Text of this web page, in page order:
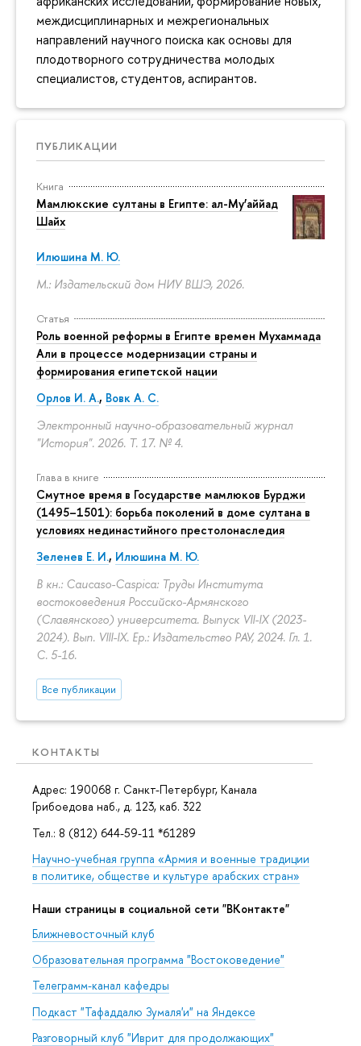
междисциплинарных и межрегиональных
направлений научного поиска как основы для
плодотворного сотрудничества молодых
специалистов, студентов, аспирантов.
ПУБЛИКАЦИИ
Книга
Мамлюкские султаны в Египте: ал-Му’аййад
Шайх
Илюшина М. Ю.
М.: Издательский дом НИУ ВШЭ, 2026.
Статья
Роль военной реформы в Египте времен Мухаммада
Али в процессе модернизации страны и
формирования египетской нации
Орлов И. А., Вовк А. С.
Электронный научно-образовательный журнал
"История". 2026. Т. 17. № 4.
Глава в книге
Смутное время в Государстве мамлюков Бурджи
(1495–1501): борьба поколений в доме султана в
условиях нединастийного престолонаследия
Зеленев Е. И., Илюшина М. Ю.
В кн.: Caucaso-Caspica: Труды Института
востоковедения Российско-Армянского
(Славянского) университета. Выпуск VII-IX (2023-
2024). Вып. VIII-IX. Ер.: Издательство РАУ, 2024. Гл. 1.
С. 5-16.
Все публикации
КОНТАКТЫ
Адрес: 190068 г. Санкт-Петербург, Канала
Грибоедова наб., д. 123, каб. 322
Тел.: 8 (812) 644-59-11 *61289
Научно-учебная группа «Армия и военные традиции
в политике, обществе и культуре арабских стран»
Наши страницы в социальной сети "ВКонтакте"
Ближневосточный клуб
Образовательная программа "Востоковедение"
Телеграмм-канал кафедры
Подкаст "Тафаддалю Зумаля'и" на Яндексе
Разговорный клуб "Иврит для продолжающих"